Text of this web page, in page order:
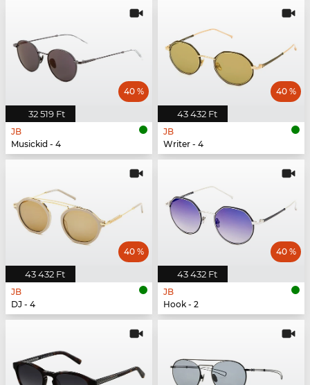
32 519 Ft
40 %
JB
Musickid - 4
43 432 Ft
40 %
JB
Writer - 4
43 432 Ft
40 %
JB
DJ - 4
43 432 Ft
40 %
JB
Hook - 2